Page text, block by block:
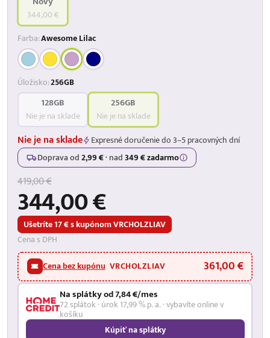
344,00 €
Farba:Awesome Lilac
Úložisko:256GB
128GB
Nie je na sklade
256GB
Nie je na sklade
Nie je na sklade
Expresné doručenie do 3–5 pracovných dní
Doprava od2,99 €·nad349 € zadarmo
419,00 €
344,00 €
Ušetríte 17 € s kupónom VRCHOLZLIAV
Cena s DPH
Cena bez kupónu VRCHOLZLIAV 361,00 €
Na splátky od 7,84 €/mes
72 splátok · úrok 17,99 % p. a. · vybavíte online v
košíku
Kúpiť na splátky